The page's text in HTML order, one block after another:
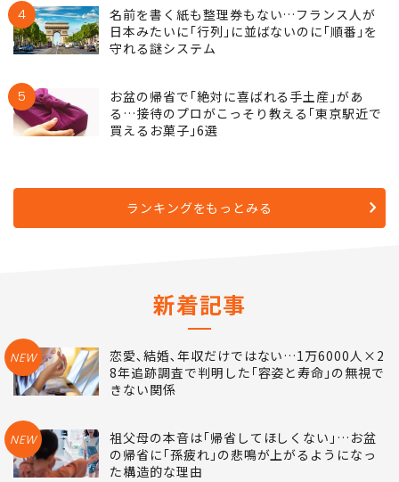
4
名前を書く紙も整理券もない…フランス人が
日本みたいに｢行列｣に並ばないのに｢順番｣を
守れる謎システム
5
お盆の帰省で｢絶対に喜ばれる手土産｣があ
る…接待のプロがこっそり教える｢東京駅近で
買えるお菓子｣6選
ランキングをもっとみる
新着記事
NEW
恋愛､結婚､年収だけではない…1万6000人×2
8年追跡調査で判明した｢容姿と寿命｣の無視で
きない関係
NEW
祖父母の本音は｢帰省してほしくない｣…お盆
の帰省に｢孫疲れ｣の悲鳴が上がるようになっ
た構造的な理由